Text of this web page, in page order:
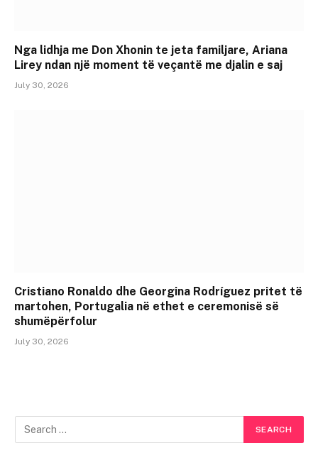
Nga lidhja me Don Xhonin te jeta familjare, Ariana
Lirey ndan një moment të veçantë me djalin e saj
July 30, 2026
Cristiano Ronaldo dhe Georgina Rodríguez pritet të
martohen, Portugalia në ethet e ceremonisë së
shumëpërfolur
July 30, 2026